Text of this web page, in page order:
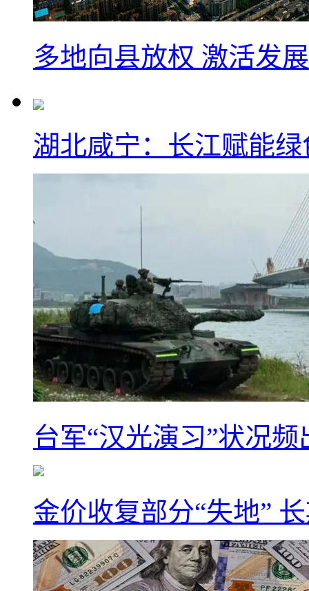
多地向县放权 激活发
湖北咸宁：长江赋能
台军“汉光演习”状况
金价收复部分“失地”